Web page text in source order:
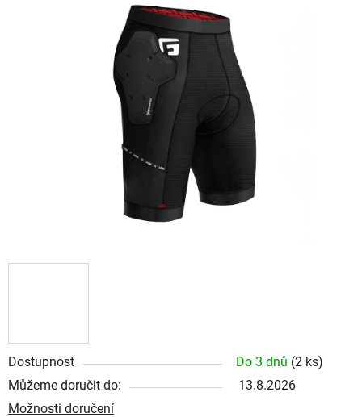
Dostupnost Do 3 dnů (2 ks)
Můžeme doručit do:
13.8.2026
Možnosti doručení